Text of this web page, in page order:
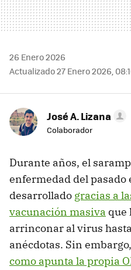
26 Enero 2026
Actualizado 27 Enero 2026,
José A. Lizana
Colaborador
Durante años, el
enfermedad del
desarrollado gracias a
vacunación masiva que
arrinconar al virus
anécdotas. Sin embargo,
como apunta la propia